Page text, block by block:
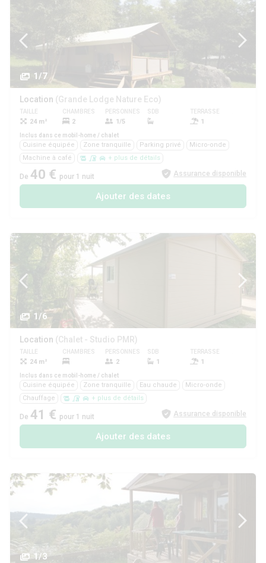
1/7
Location (Grande Lodge Nature Eco)
TAILLE
24 m²
CHAMBRES
2
PERSONNES
1/5
SDB TERRASSE
1
Inclus dans ce mobil-home / chalet
Cuisine équipée Zone tranquille Parking privé
Micro-onde
Machine à café
+ plus de détails
De 40 € pour 1 nuit Assurance disponible
Ajouter des dates
1/6
Location (Chalet - Studio PMR)
TAILLE
24 m²
CHAMBRES PERSONNES
2
SDB
1
TERRASSE
1
Inclus dans ce mobil-home / chalet
Cuisine équipée Zone tranquille Eau chaude
Micro-onde
Chauffage
+ plus de détails
De 41 € pour 1 nuit Assurance disponible
Ajouter des dates
1/3